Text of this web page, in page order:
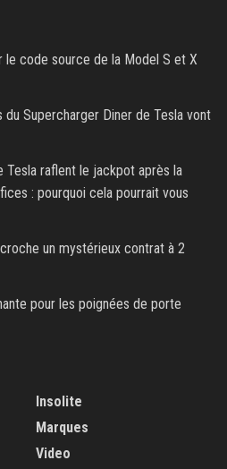
le code source de la Model S et X
Supercharger Diner de Tesla vont
Tesla raflent le jackpot après la
: pourquoi cela pourrait vous
un mystérieux contrat à 2
pour les poignées de porte
Insolite
Marques
Video